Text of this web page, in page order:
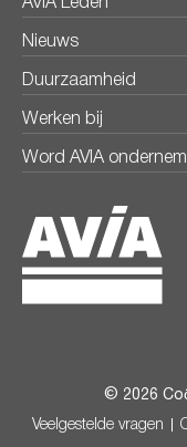
Nieuws
Duurzaamheid
Werken bij
Word AVIA
© 2026
Veelgestelde vragen